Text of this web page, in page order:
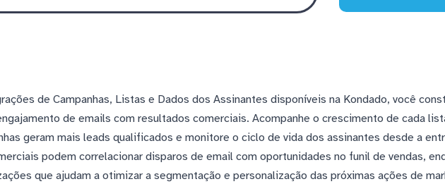
de Campanhas, Listas e Dados dos Assinantes disponíveis na Kondado, você
de emails com resultados comerciais. Acompanhe o crescimento de cada
geram mais leads qualificados e monitore o ciclo de vida dos assinantes desde a
podem correlacionar disparos de email com oportunidades no funil de vendas,
que ajudam a otimizar a segmentação e personalização das próximas ações de